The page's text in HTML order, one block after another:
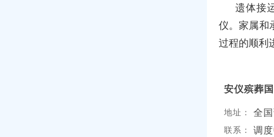
遗体接
仪。家属和
过程的顺利
安仪殡葬
地址： 全
联系： 调